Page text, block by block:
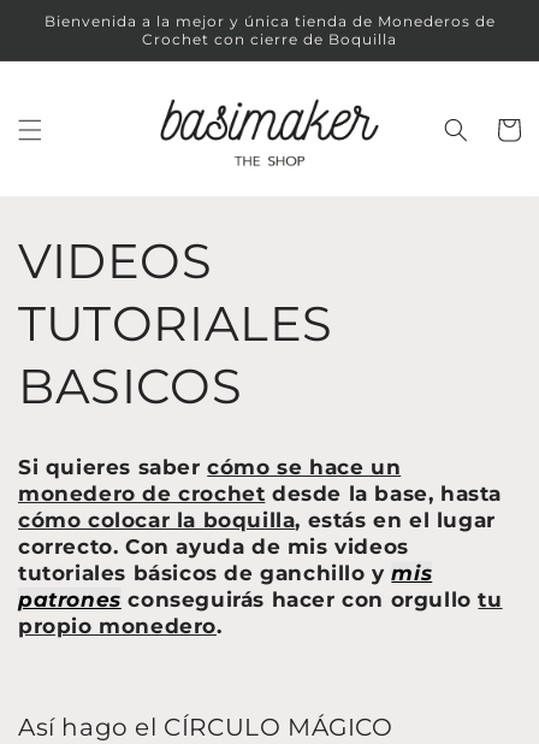
directamente
Bienvenida a la mejor y única tienda de Monederos de
Crochet con cierre de Boquilla
Carrito
VIDEOS
TUTORIALES
BASICOS
Si quieres sabercómo se hace un
monedero de crochet desde la base, hasta
cómo colocar la boquilla, estás en el lugar
correcto. Con ayuda de mis videos
tutoriales básicos de ganchillo ymis
patrones conseguirás hacer con orgullotu
propio monedero.
Así hago el CÍRCULO MÁGICO